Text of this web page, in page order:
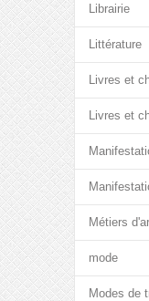
Librairie
Littérature
Livres et
Livres et
Métiers
mode
Modes de